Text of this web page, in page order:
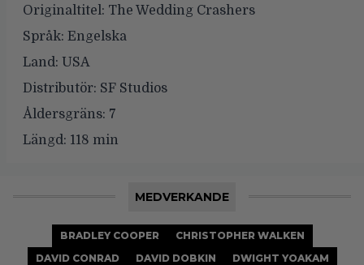
Originaltitel: The Wedding Crashers
Språk: Engelska
Land: USA
Distributör: SF Studios
Åldersgräns: 7
Längd: 118 min
MEDVERKANDE
BRADLEY COOPER
CHRISTOPHER WALKEN
DAVID CONRAD
DAVID DOBKIN
DWIGHT YOAKAM